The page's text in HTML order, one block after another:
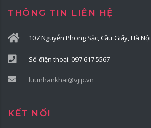
THÔNG TIN LIÊN HỆ
107 Nguyễn Phong Sắc, Cầu Giấy, Hà Nội
Số điện thoại: 097 617 5567
luunhankhai@vjip.vn
KẾT NỐI